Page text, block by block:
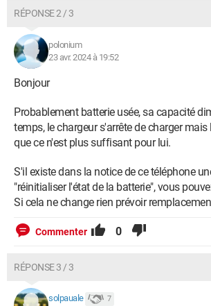
RÉPONSE 2 / 3
polonium
23 avr. 2024 à 19:52
Bonjour
Probablement batterie usée, sa capacité
temps, le chargeur s'arrête de charger mais
que ce n'est plus suffisant pour lui.
S'il existe dans la notice de ce téléphone
"réinitialiser l'état de la batterie", vous
Si cela ne change rien prévoir
Commenter 0
RÉPONSE 3 / 3
solpauale 7